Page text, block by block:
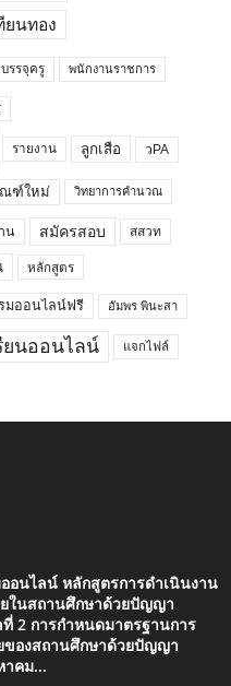
ยนทอง
บรรจุครู พนักงานราชการ
รายงาน ลูกเสือ วPA
ณฑ์ใหม่ วิทยาการคำนวณ
น สมัครสอบ สสวท
หลักสูตร
มออนไลน์ฟรี อัมพร พินะสา
ยนออนไลน์ แจกไฟล์
อนไลน์ หลักสูตรการดำเนินงาน
ในสถานศึกษาด้วยปัญญา
2 การกำหนดมาตรฐานการ
ของสถานศึกษาด้วยปัญญา
าคม...